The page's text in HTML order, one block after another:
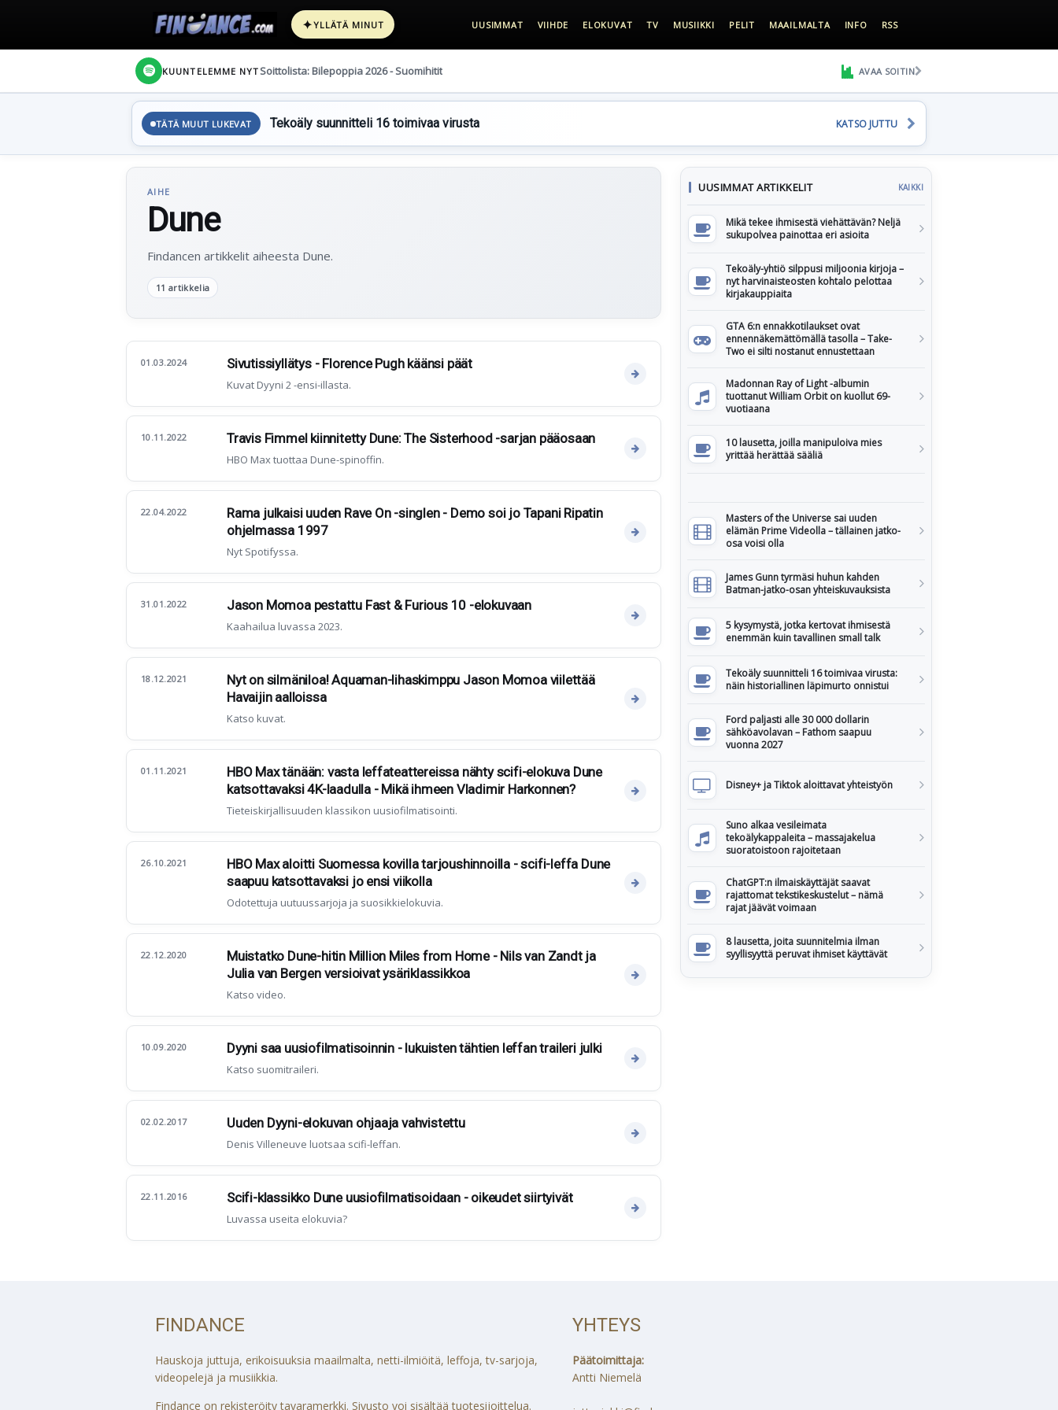
✦YLLÄTÄ MINUT UUSIMMAT VIIHDE ELOKUVAT TV MUSIIKKI PELIT MAAILMALTA INFO RSS
KUUNTELEMME NYT Soittolista: Bilepoppia 2026 - Suomihitit AVAA SOITIN
TÄTÄ MUUT LUKEVAT Tekoäly suunnitteli 16 toimivaa virusta KATSO JUTTU
AIHE
Dune
Findancen artikkelit aiheesta Dune.
11 artikkelia
01.03.2024 Sivutissiyllätys - Florence Pugh käänsi päät
Kuvat Dyyni 2 -ensi-illasta.
10.11.2022 Travis Fimmel kiinnitetty Dune: The Sisterhood -sarjan pääosaan
HBO Max tuottaa Dune-spinoffin.
22.04.2022
Rama julkaisi uuden Rave On -singlen - Demo soi jo Tapani Ripatin
ohjelmassa 1997
Nyt Spotifyssa.
31.01.2022 Jason Momoa pestattu Fast & Furious 10 -elokuvaan
Kaahailua luvassa 2023.
18.12.2021
Nyt on silmäniloa! Aquaman-lihaskimppu Jason Momoa viilettää
Havaijin aalloissa
Katso kuvat.
01.11.2021
HBO Max tänään: vasta leffateattereissa nähty scifi-elokuva Dune
katsottavaksi 4K-laadulla - Mikä ihmeen Vladimir Harkonnen?
Tieteiskirjallisuuden klassikon uusiofilmatisointi.
26.10.2021
HBO Max aloitti Suomessa kovilla tarjoushinnoilla - scifi-leffa Dune
saapuu katsottavaksi jo ensi viikolla
Odotettuja uutuussarjoja ja suosikkielokuvia.
22.12.2020
Muistatko Dune-hitin Million Miles from Home - Nils van Zandt ja
Julia van Bergen versioivat ysäriklassikkoa
Katso video.
10.09.2020 Dyyni saa uusiofilmatisoinnin - lukuisten tähtien leffan traileri julki
Katso suomitraileri.
02.02.2017 Uuden Dyyni-elokuvan ohjaaja vahvistettu
Denis Villeneuve luotsaa scifi-leffan.
22.11.2016 Scifi-klassikko Dune uusiofilmatisoidaan - oikeudet siirtyivät
Luvassa useita elokuvia?
UUSIMMAT ARTIKKELIT KAIKKI
Mikä tekee ihmisestä viehättävän? Neljä
sukupolvea painottaa eri asioita
Tekoäly-yhtiö silppusi miljoonia kirjoja –
nyt harvinaisteosten kohtalo pelottaa
kirjakauppiaita
GTA 6:n ennakkotilaukset ovat
ennennäkemättömällä tasolla – Take-
Two ei silti nostanut ennustettaan
Madonnan Ray of Light -albumin
tuottanut William Orbit on kuollut 69-
vuotiaana
10 lausetta, joilla manipuloiva mies
yrittää herättää sääliä
Masters of the Universe sai uuden
elämän Prime Videolla – tällainen jatko-
osa voisi olla
James Gunn tyrmäsi huhun kahden
Batman-jatko-osan yhteiskuvauksista
5 kysymystä, jotka kertovat ihmisestä
enemmän kuin tavallinen small talk
Tekoäly suunnitteli 16 toimivaa virusta:
näin historiallinen läpimurto onnistui
Ford paljasti alle 30 000 dollarin
sähköavolavan – Fathom saapuu
vuonna 2027
Disney+ ja Tiktok aloittavat yhteistyön
Suno alkaa vesileimata
tekoälykappaleita – massajakelua
suoratoistoon rajoitetaan
ChatGPT:n ilmaiskäyttäjät saavat
rajattomat tekstikeskustelut – nämä
rajat jäävät voimaan
8 lausetta, joita suunnitelmia ilman
syyllisyyttä peruvat ihmiset käyttävät
FINDANCE
Hauskoja juttuja, erikoisuuksia maailmalta, netti-ilmiöitä, leffoja, tv-sarjoja,
videopelejä ja musiikkia.
Findance on rekisteröity tavaramerkki. Sivusto voi sisältää tuotesijoittelua.
YHTEYS
Päätoimittaja:
Antti Niemelä